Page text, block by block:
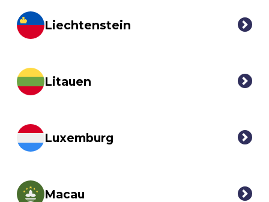
Liechtenstein
Litauen
Luxemburg
Macau